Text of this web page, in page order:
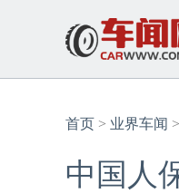
首页 > 业界车闻
中国人